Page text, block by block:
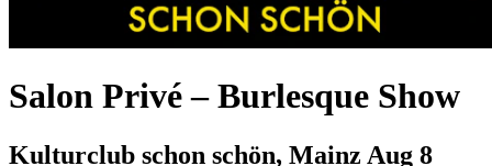
Salon Privé – Burlesque Show
Kulturclub schon schön, Mainz Aug 8